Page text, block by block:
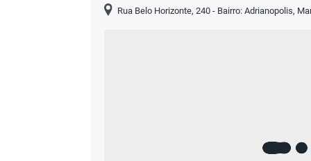
Rua Belo Horizonte, 240 - Bairro: Adrianopolis,